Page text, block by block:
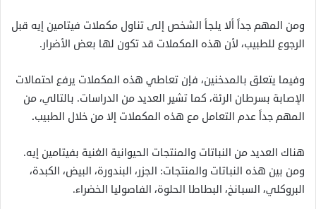
ومن المهم جداً ألا يلجأ الشخص إلى تناول مكملات فيتامين إيه قبل
الرجوع للطبيب، لأن هذه المكملات قد تكون لها بعض الأضرار.
وفيما يتعلق بالمدخنين، فإن تعاطي هذه المكملات يرفع احتمالات
الإصابة بسرطان الرئة، كما تشير العديد من الدراسات. بالتالي، من
المهم جداً عدم التعامل مع هذه المكملات إلا من خلال الطبيب.
هناك العديد من النباتات والمنتجات الحيوانية الغنية بفيتامين إيه.
ومن بين هذه النباتات والمنتجات: الجزر، البندورة، البيض، الكبدة،
البروكلي، السبانخ، البطاطا الحلوة، الفاصوليا الخضراء.